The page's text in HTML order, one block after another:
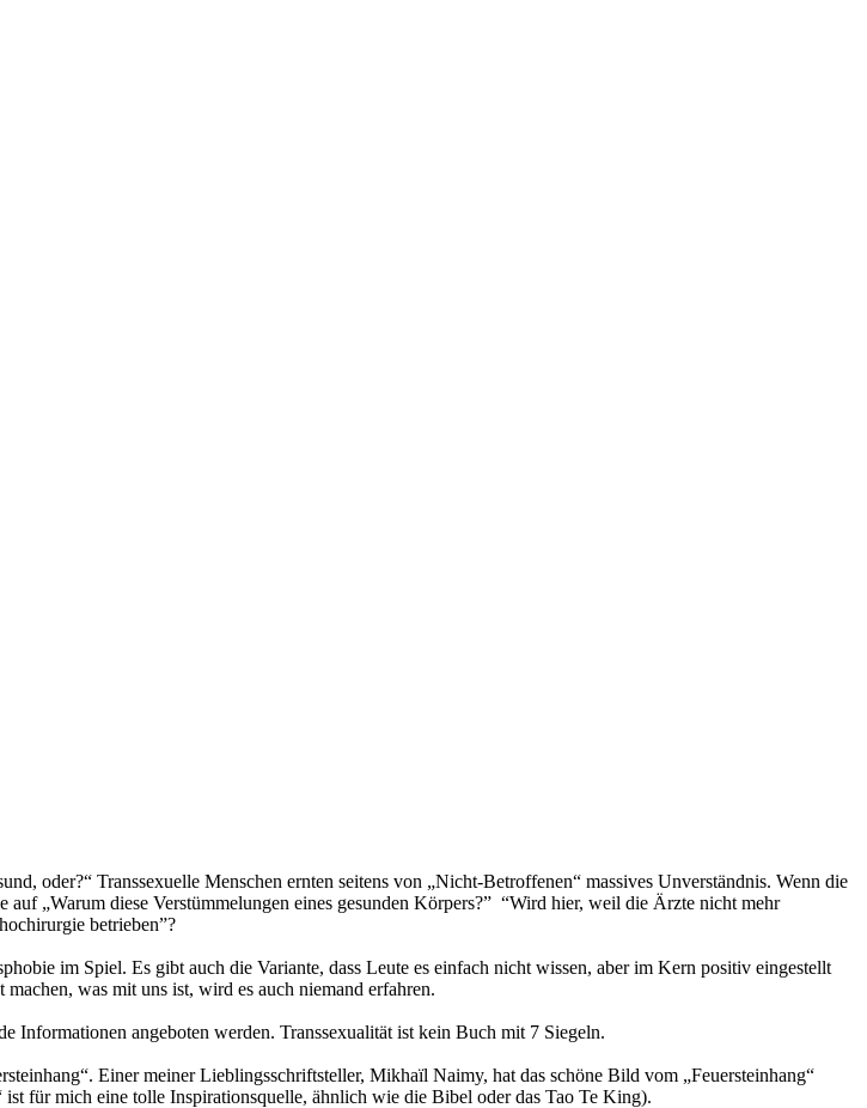
oder?“ Transsexuelle Menschen ernten seitens von „Nicht-Betroffenen“ massives Unverständnis. Wenn die
„Warum diese Verstümmelungen eines gesunden Körpers?” “Wird hier, weil die Ärzte nicht mehr
betrieben”?
im Spiel. Es gibt auch die Variante, dass Leute es einfach nicht wissen, aber im Kern positiv eingestellt
was mit uns ist, wird es auch niemand erfahren.
Informationen angeboten werden. Transsexualität ist kein Buch mit 7 Siegeln.
Einer meiner Lieblingsschriftsteller, Mikhaïl Naimy, hat das schöne Bild vom „Feuersteinhang“
für mich eine tolle Inspirationsquelle, ähnlich wie die Bibel oder das Tao Te King).